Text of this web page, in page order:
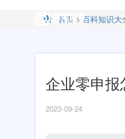
首页 > 百科知识大
企业零申
2023-09-24